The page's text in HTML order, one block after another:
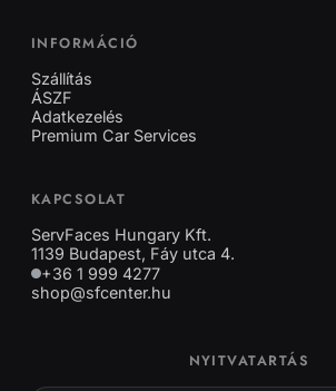
INFORMÁCIÓ
Szállítás
ÁSZF
Adatkezelés
Premium Car Services
KAPCSOLAT
ServFaces Hungary Kft.
1139 Budapest, Fáy utca 4.
+36 1 999 4277
shop@sfcenter.hu
NYITVATARTÁS